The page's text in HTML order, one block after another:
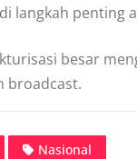
langkah penting
besar
broadcast.
Nasional